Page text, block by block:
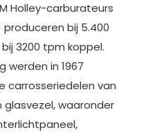
Holley-carburateurs
produceren bij 5.400
3200 tpm koppel.
werden in 1967
carrosseriedelen van
glasvezel, waaronder